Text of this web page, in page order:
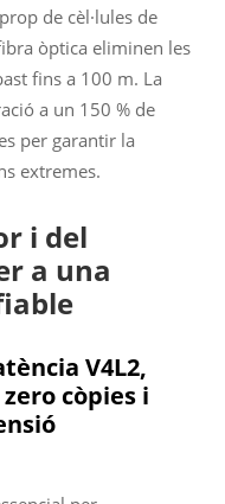
de cèl·lules de
òptica eliminen les
fins a 100 m. La
a un 150 % de
per garantir la
extremes.
i del
a una
V4L2,
còpies i